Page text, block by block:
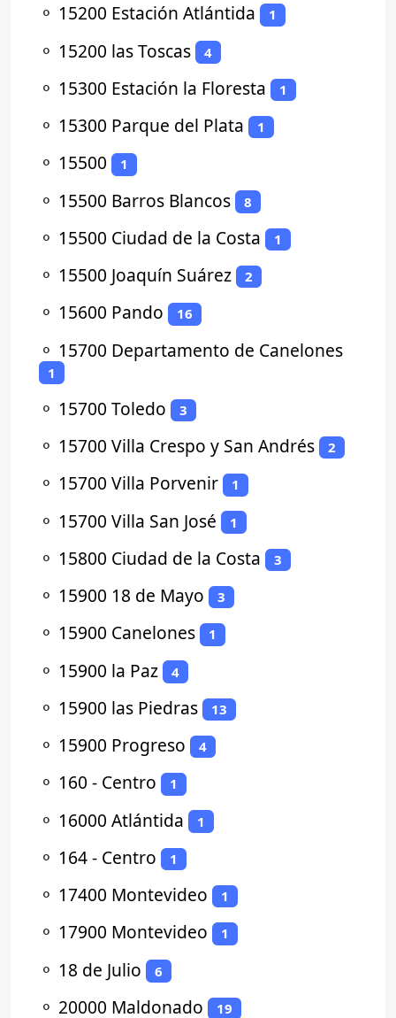
⚬ 15200 Estación Atlántida 1
⚬ 15200 las Toscas 4
⚬ 15300 Estación la Floresta 1
⚬ 15300 Parque del Plata 1
⚬ 15500 1
⚬ 15500 Barros Blancos 8
⚬ 15500 Ciudad de la Costa 1
⚬ 15500 Joaquín Suárez 2
⚬ 15600 Pando 16
⚬ 15700 Departamento de Canelones
1
⚬ 15700 Toledo 3
⚬ 15700 Villa Crespo y San Andrés 2
⚬ 15700 Villa Porvenir 1
⚬ 15700 Villa San José 1
⚬ 15800 Ciudad de la Costa 3
⚬ 15900 18 de Mayo 3
⚬ 15900 Canelones 1
⚬ 15900 la Paz 4
⚬ 15900 las Piedras 13
⚬ 15900 Progreso 4
⚬ 160 - Centro 1
⚬ 16000 Atlántida 1
⚬ 164 - Centro 1
⚬ 17400 Montevideo 1
⚬ 17900 Montevideo 1
⚬ 18 de Julio 6
⚬ 20000 Maldonado 19